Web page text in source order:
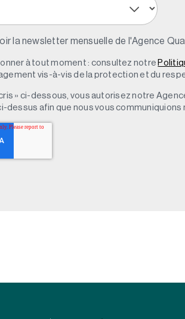
la newsletter mensuelle de l'Agence
à tout moment : consultez notre
vis-à-vis de la protection et du
» ci-dessous, vous autorisez notre
dessus afin que nous vous communiquions